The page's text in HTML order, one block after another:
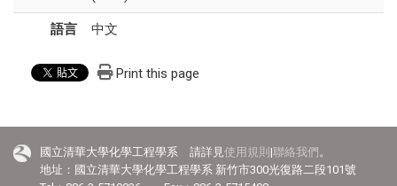
語言 中文
Print this page
國立清華大學化學工程學系 請詳見使用規則 |聯絡我們 。
地址：國立清華大學化學工程學系 新竹市300光復路二段101號